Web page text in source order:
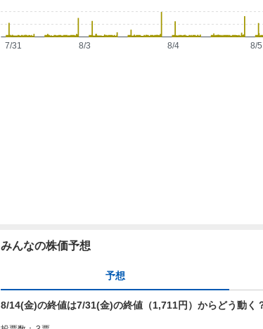
7/31 8/3 8/4 8/5
みんなの株価予想
予想
8/14(金)の終値は7/31(金)の終値（1,711円）からどう動く